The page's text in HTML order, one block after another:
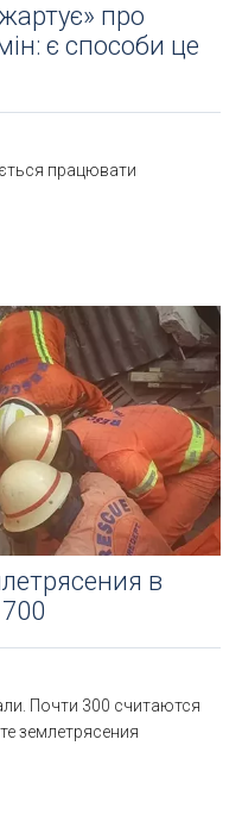
про
є способи це
працювати
в
Почти 300 считаются
землетрясения